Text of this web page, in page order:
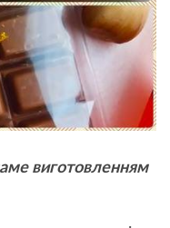
виготовленням